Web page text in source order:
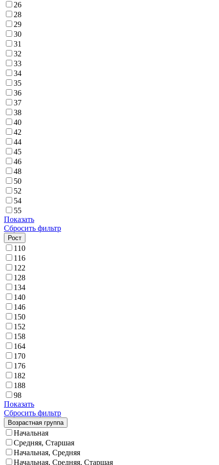
26
28
29
30
31
32
33
34
35
36
37
38
40
42
44
45
46
48
50
52
54
55
Показать
Сбросить фильтр
Рост
110
116
122
128
134
140
146
150
152
158
164
170
176
182
188
98
Показать
Сбросить фильтр
Возрастная группа
Начальная
Средняя, Старшая
Начальная, Средняя
Начальная, Средняя, Старшая